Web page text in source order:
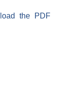
the PDF